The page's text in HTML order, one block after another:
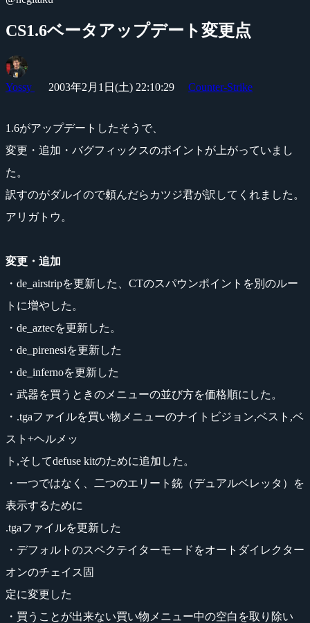
CS1.6ベータアップデート変更点
Yossy 2003年2月1日(土) 22:10:29 Counter-Strike
1.6がアップデートしたそうで、
変更・追加・バグフィックスのポイントが上がっていまし
た。
訳すのがダルイので頼んだらカツジ君が訳してくれました。
アリガトウ。
変更・追加
・de_airstripを更新した、CTのスパウンポイントを別のルー
トに増やした。
・de_aztecを更新した。
・de_pirenesiを更新した
・de_infernoを更新した
・武器を買うときのメニューの並び方を価格順にした。
・.tgaファイルを買い物メニューのナイトビジョン,ベスト,ベ
スト+ヘルメッ
ト,そしてdefuse kitのために追加した。
・一つではなく、二つのエリート銃（デュアルベレッタ）を
表示するために
.tgaファイルを更新した
・デフォルトのスペクテイターモードをオートダイレクター
オンのチェイス固
定に変更した
・買うことが出来ない買い物メニュー中の空白を取り除い